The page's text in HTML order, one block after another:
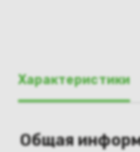
Характеристики
Общая